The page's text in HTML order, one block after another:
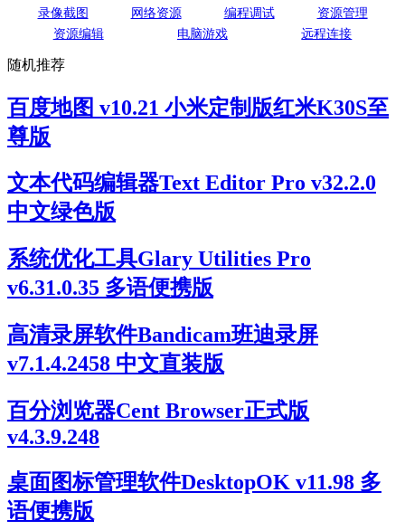
录像截图
网络资源 编程调试
资源管理
资源编辑
电脑游戏 远程连接
随机推荐
百度地图 v10.21 小米定制版红米K30S至
尊版
文本代码编辑器Text Editor Pro v32.2.0
中文绿色版
系统优化工具Glary Utilities Pro
v6.31.0.35 多语便携版
高清录屏软件Bandicam班迪录屏
v7.1.4.2458 中文直装版
百分浏览器Cent Browser正式版
v4.3.9.248
桌面图标管理软件DesktopOK v11.98 多
语便携版